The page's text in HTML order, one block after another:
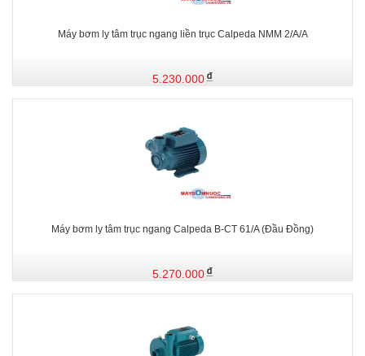
Máy bơm ly tâm trục ngang liền trục Calpeda NMM 2/A/A
5.230.000
Máy bơm ly tâm trục ngang Calpeda B-CT 61/A (Đầu Đồng)
5.270.000